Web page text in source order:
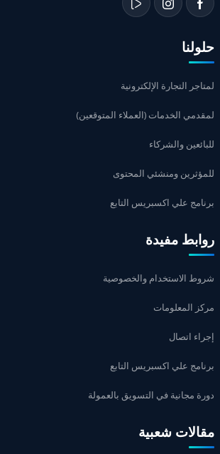
حلولنا
لمتاجر التجارة الإلكترونية
لمقدمي الخدمات (العملاء المتوقعين)
للبائعين والشركاء
للمؤثرين ومنشئي المحتوى
برنامج علي اكسبريس التابع
روابط مفيدة
شروط الاستخدام والخصوصية
مركز المعلومات
إجراء اتصال
برنامج علي اكسبريس التابع
دورة مجانية في التسويق بالعمولة
مقالات شعبية